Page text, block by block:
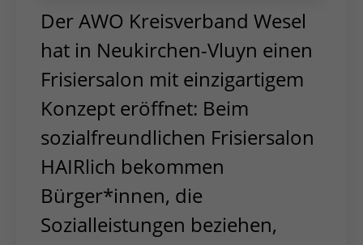
Der AWO Kreisverband Wesel
hat in Neukirchen-Vluyn einen
Frisiersalon mit einzigartigem
Konzept eröffnet: Beim
sozialfreundlichen Frisiersalon
HAIRlich bekommen
Bürger*innen, die
Sozialleistungen beziehen,